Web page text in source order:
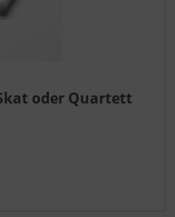
oder Quartett